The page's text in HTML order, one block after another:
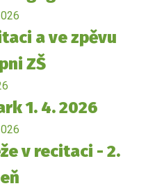
a ve zpěvu
ZŠ
1. 4. 2026
v recitaci - 2.